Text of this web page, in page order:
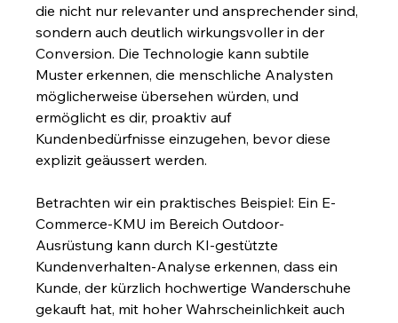
die nicht nur relevanter und ansprechender sind,
sondern auch deutlich wirkungsvoller in der
Conversion. Die Technologie kann subtile
Muster erkennen, die menschliche Analysten
möglicherweise übersehen würden, und
ermöglicht es dir, proaktiv auf
Kundenbedürfnisse einzugehen, bevor diese
explizit geäussert werden.
Betrachten wir ein praktisches Beispiel: Ein E-
Commerce-KMU im Bereich Outdoor-
Ausrüstung kann durch KI-gestützte
Kundenverhalten-Analyse erkennen, dass ein
Kunde, der kürzlich hochwertige Wanderschuhe
gekauft hat, mit hoher Wahrscheinlichkeit auch